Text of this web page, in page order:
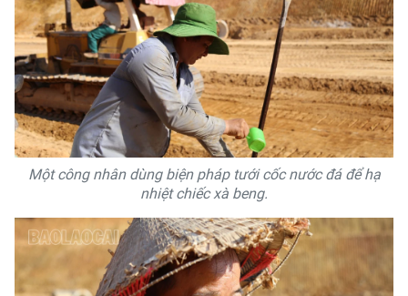
Một công nhân dùng biện pháp tưới cốc nước đá để hạ
nhiệt chiếc xà beng.